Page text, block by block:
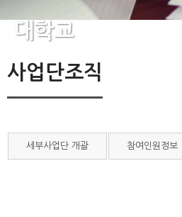
대학교
사업단조직
세부사업단 개괄 참여인원정보